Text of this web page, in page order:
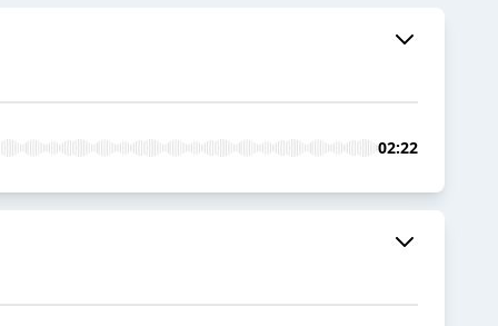
02:22